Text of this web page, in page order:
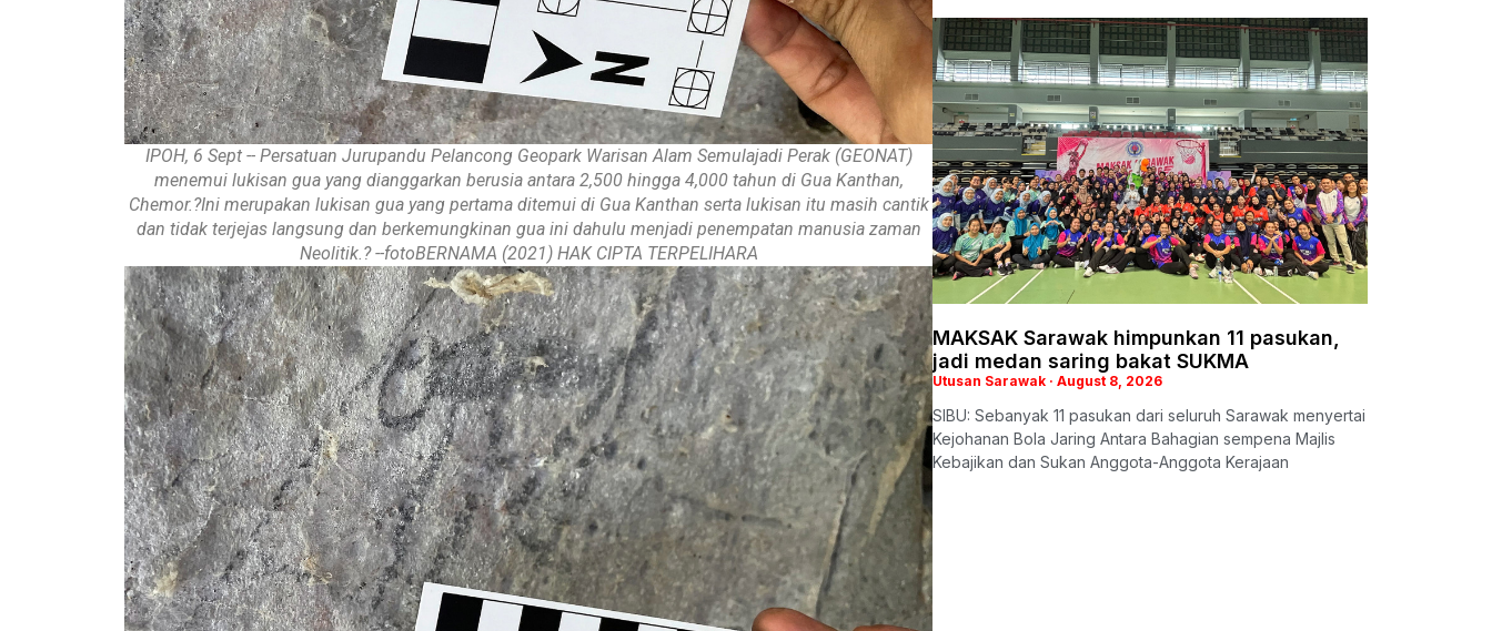
IPOH, 6 Sept -- Persatuan Jurupandu Pelancong Geopark Warisan Alam Semulajadi Perak (GEONAT)
menemui lukisan gua yang dianggarkan berusia antara 2,500 hingga 4,000 tahun di Gua Kanthan,
Chemor.?Ini merupakan lukisan gua yang pertama ditemui di Gua Kanthan serta lukisan itu masih cantik
dan tidak terjejas langsung dan berkemungkinan gua ini dahulu menjadi penempatan manusia zaman
Neolitik.? --fotoBERNAMA (2021) HAK CIPTA TERPELIHARA
MAKSAK Sarawak himpunkan 11 pasukan,
jadi medan saring bakat SUKMA
Utusan Sarawak August 8, 2026
SIBU: Sebanyak 11 pasukan dari seluruh Sarawak menyertai
Kejohanan Bola Jaring Antara Bahagian sempena Majlis
Kebajikan dan Sukan Anggota-Anggota Kerajaan